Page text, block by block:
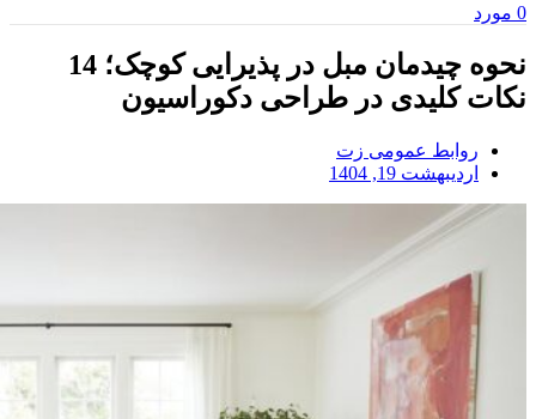
0 مورد
نحوه چیدمان مبل در پذیرایی کوچک؛ 14
نکات کلیدی در طراحی دکوراسیون
روابط عمومی زت
اردیبهشت 19, 1404